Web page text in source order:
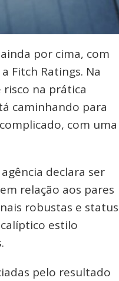
por cima, com
Fitch Ratings. Na
risco na prática
caminhando para
com uma
declara ser
relação aos pares
robustas e status
estilo
pelo resultado